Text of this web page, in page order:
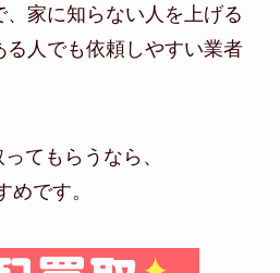
家に知らない人を上げる
人でも依頼しやすい業者
てもらうなら、
めです。